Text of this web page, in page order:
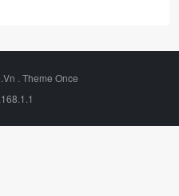
. Theme Once